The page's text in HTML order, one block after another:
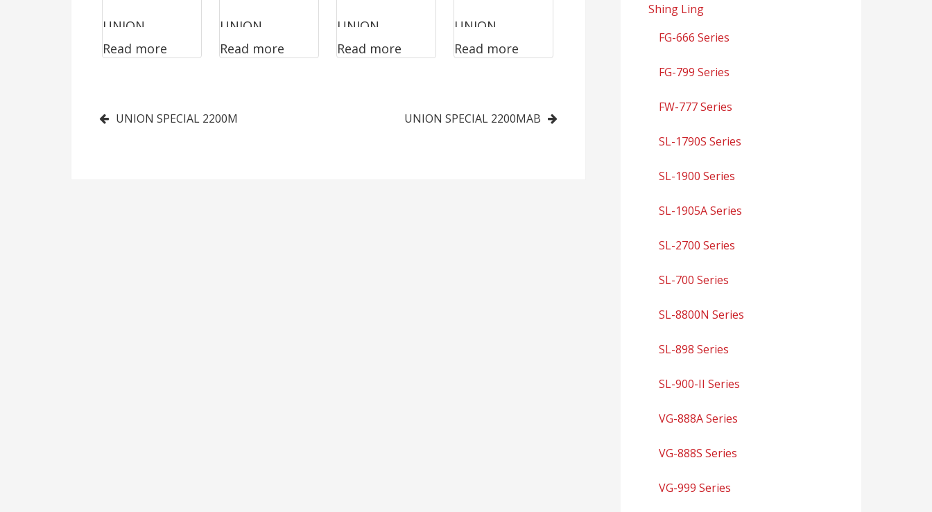
UNION
SPECIAL
Read more
UNION
SPECIAL
Read more
UNION
SPECIAL
Read more
UNION
SPECIAL
Read more
Post
UNION SPECIAL 2200M UNION SPECIAL 2200MAB
Shing Ling
FG-666 Series
FG-799 Series
FW-777 Series
SL-1790S Series
SL-1900 Series
SL-1905A Series
SL-2700 Series
SL-700 Series
SL-8800N Series
SL-898 Series
SL-900-II Series
VG-888A Series
VG-888S Series
VG-999 Series